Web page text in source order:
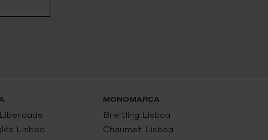
Lisboa
MONOMARCA
Breitling Lisboa
Chaumet Lisboa